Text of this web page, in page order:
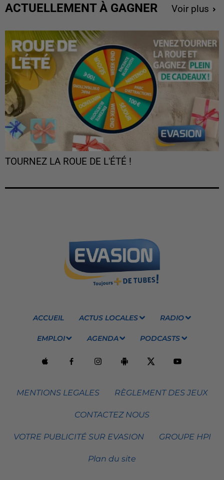
ACTUELLEMENT À GAGNER Voir plus
TOURNEZ LA ROUE DE L'ÉTÉ !
ACCUEIL ACTUS LOCALES RADIO
EMPLOI AGENDA PODCASTS
MENTIONS LEGALES RÈGLEMENT DES JEUX
CONTACTEZ NOUS
VOTRE PUBLICITÉ SUR EVASION GROUPE HPI
Plan du site